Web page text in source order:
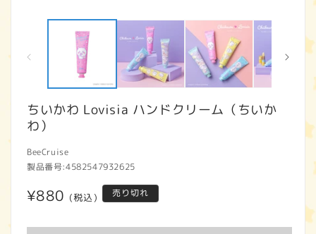
ちいかわ Lovisia ハンドクリーム（ちいか
わ）
BeeCruise
製品番号:4582547932625
通
¥880 (税込) 売り切れ